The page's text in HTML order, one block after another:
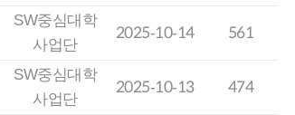
SW중심대학
사업단
2025-10-14 561
SW중심대학
사업단
2025-10-13 474